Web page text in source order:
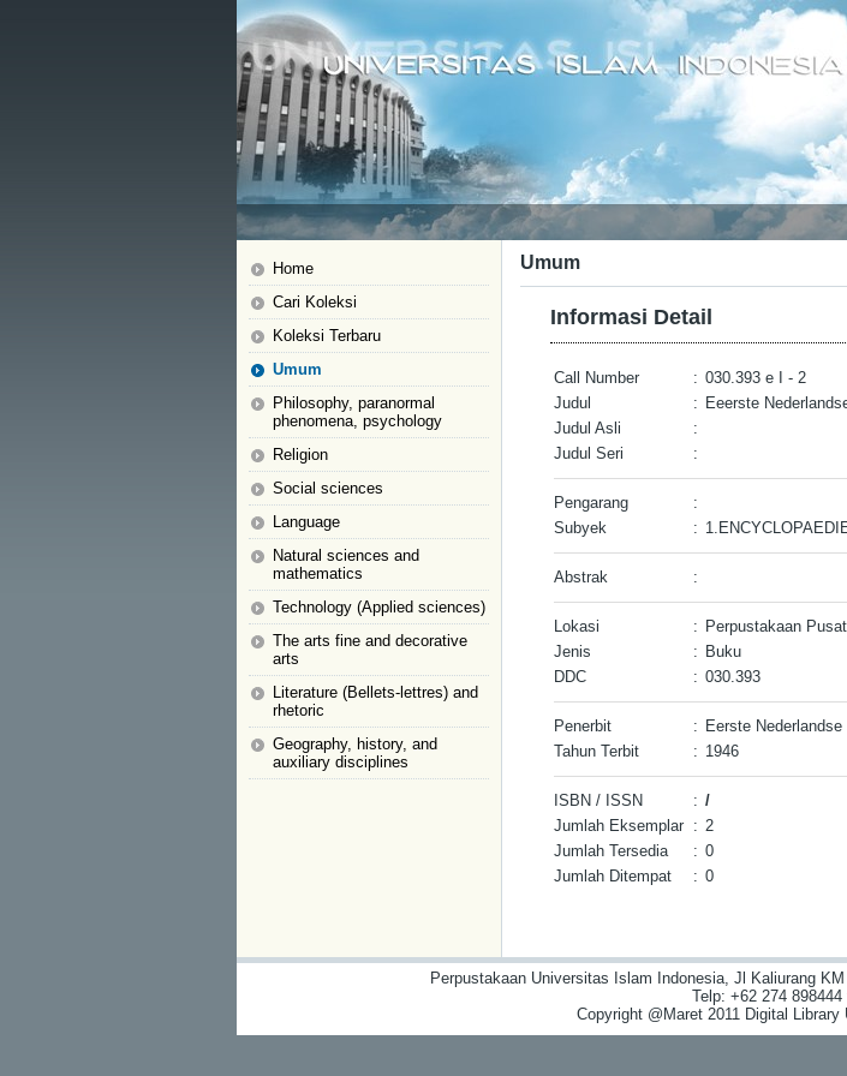
Home
Cari Koleksi
Koleksi Terbaru
Umum
Philosophy, paranormal
phenomena, psychology
Religion
Social sciences
Language
Natural sciences and
mathematics
Technology (Applied sciences)
The arts fine and decorative
arts
Literature (Bellets-lettres) and
rhetoric
Geography, history, and
auxiliary disciplines
Umum
Informasi Detail
Call Number : 030.393 e I - 2
Judul
: Eeerste
Judul Asli
:
Judul Seri
:
Pengarang
:
Subyek
:
Abstrak :
Lokasi : Perpustakaan Pusat
Jenis
: Buku
DDC
: 030.393
Penerbit : Eerste
Tahun Terbit
: 1946
ISBN / ISSN : /
Jumlah Eksemplar : 2
Jumlah Tersedia
: 0
Jumlah Ditempat
: 0
Perpustakaan Universitas Islam Indonesia, Jl Kaliurang
Telp: +62 274
Copyright @Maret 2011 Digital